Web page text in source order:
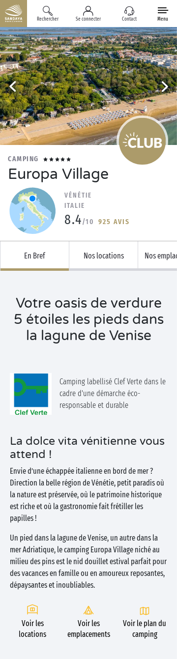
Rechercher Se connecter Contact Menu
CAMPING
Europa Village
VÉNÉTIE
ITALIE
8.4/10 925 AVIS
En Bref Nos locations Nos
Votre oasis de verdure
5 étoiles les pieds dans
la lagune de Venise
Camping labellisé Clef Verte dans le
cadre d'une démarche éco-
responsable et durable
La dolce vita vénitienne vous
attend !
Envie d’une échappée italienne en bord de mer ?
Direction la belle région de Vénétie, petit paradis où
la nature est préservée, où le patrimoine historique
est riche et où la gastronomie fait frétiller les
papilles !
Un pied dans la lagune de Venise, un autre dans la
mer Adriatique, le camping Europa Village niché au
milieu des pins est le nid douillet estival parfait pour
des vacances en famille ou en amoureux reposantes,
dépaysantes et inoubliables.
Voir les
locations
Voir les
emplacements
Voir le plan du
camping